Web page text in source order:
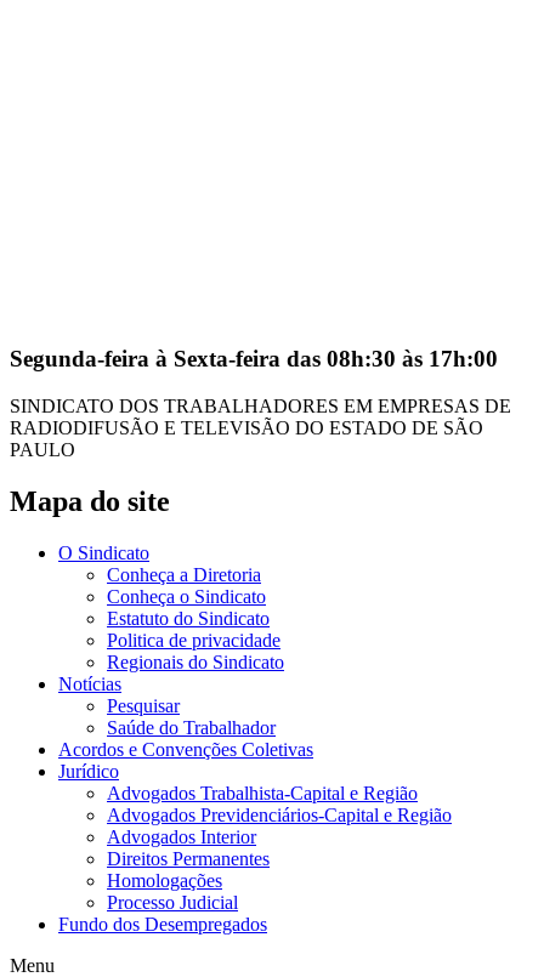
Segunda-feira à Sexta-feira das 08h:30 às 17h:00
SINDICATO DOS TRABALHADORES EM EMPRESAS DE
RADIODIFUSÃO E TELEVISÃO DO ESTADO DE SÃO
PAULO
Mapa do site
O Sindicato
Conheça a Diretoria
Conheça o Sindicato
Estatuto do Sindicato
Politica de privacidade
Regionais do Sindicato
Notícias
Pesquisar
Saúde do Trabalhador
Acordos e Convenções Coletivas
Jurídico
Advogados Trabalhista-Capital e Região
Advogados Previdenciários-Capital e Região
Advogados Interior
Direitos Permanentes
Homologações
Processo Judicial
Fundo dos Desempregados
Menu